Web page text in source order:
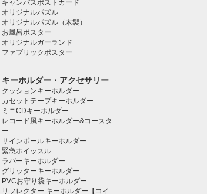
キャンバスポストカード
オリジナルパズル
オリジナルパズル（木製）
お風呂ポスター
オリジナルガーランド
ファブリックポスター
キーホルダー・アクセサリー
クッションキーホルダー
カセットテープキーホルダー
ミニCDキーホルダー
レコード風キーホルダー&コースタ
ー
サインボールキーホルダー
緊急ホイッスル
ラバーキーホルダー
グリッターキーホルダー
PVCお守り袋キーホルダー
リフレクター キーホルダー【コイ